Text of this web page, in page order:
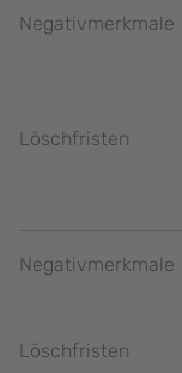
Negativmerkmale
Löschfristen
Negativmerkmale
Löschfristen